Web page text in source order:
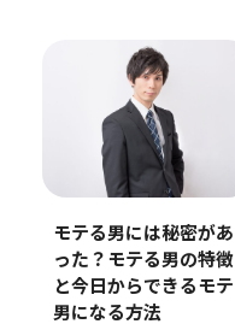
モテる男には秘密があ
った？モテる男の特徴
と今日からできるモテ
男になる方法